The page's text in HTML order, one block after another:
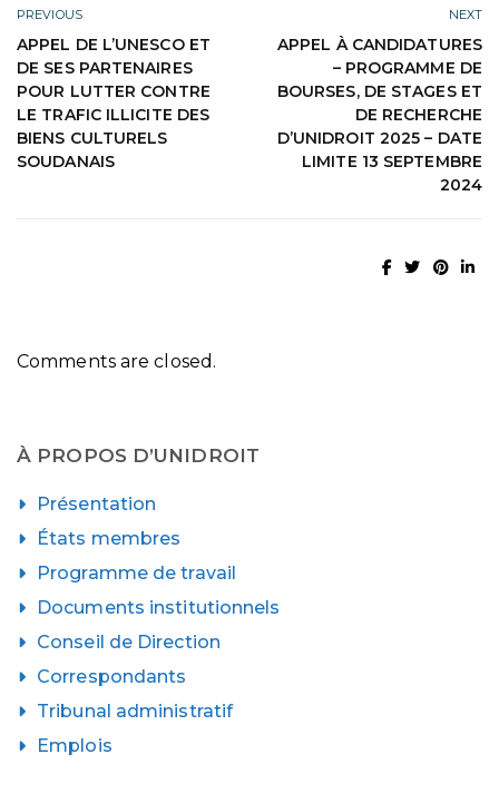
PREVIOUS
APPEL DE L’UNESCO ET
DE SES PARTENAIRES
POUR LUTTER CONTRE
LE TRAFIC ILLICITE DES
BIENS CULTURELS
SOUDANAIS
NEXT
APPEL À CANDIDATURES
– PROGRAMME DE
BOURSES, DE STAGES ET
DE RECHERCHE
D’UNIDROIT 2025 – DATE
LIMITE 13 SEPTEMBRE
2024
Comments are closed.
À PROPOS D’UNIDROIT
Présentation
États membres
Programme de travail
Documents institutionnels
Conseil de Direction
Correspondants
Tribunal administratif
Emplois